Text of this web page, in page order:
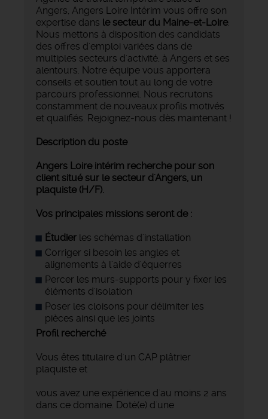
Angers, Angers Loire Intérim vous offre son
expertise dans le secteur du Maine-et-Loire.
Nous mettons à disposition des candidats
des offres d'emploi variées dans de
multiples secteurs d'activité, à Angers et ses
alentours. Notre équipe vous apportera
conseils et soutien tout au long de votre
parcours professionnel. Nous recrutons
constamment de nouveaux profils motivés
et qualifiés. Rejoignez-nous dès maintenant !
Description du poste
Angers Loire intérim recherche pour son
client situé sur le secteur d'Angers, un
plaquiste (H/F).
Vos principales missions seront de :
Étudier les schémas d'installation
Corriger si besoin les angles et
alignements à l'aide d'équerres
Percer les murs-supports pour y fixer les
éléments d'isolation
Poser les cloisons pour délimiter les
pièces ainsi que les joints
Profil recherché
Vous êtes titulaire d'un CAP plâtrier
plaquiste et
vous avez une expérience d'au moins 2 ans
dans ce domaine. Doté(e) d'une